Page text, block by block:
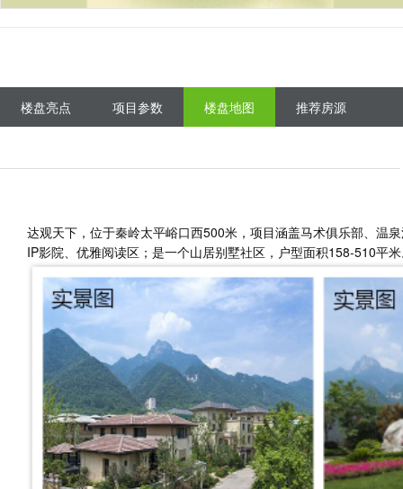
楼盘亮点 项目参数 楼盘地图 推荐房源
达观天下，位于秦岭太平峪口西500米，项目涵盖马术俱乐部、温
IP影院、优雅阅读区；是一个山居别墅社区，户型面积158-510平